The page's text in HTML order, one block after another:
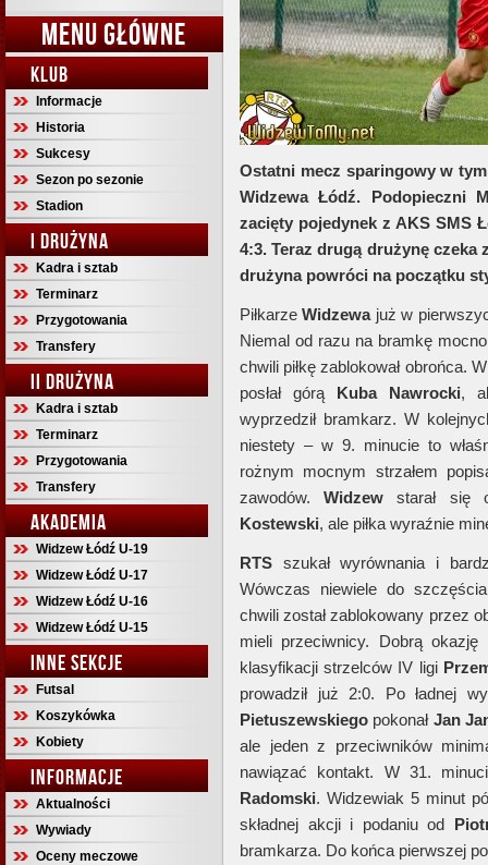
MENU GŁÓWNE
KLUB
Informacje
Historia
Sukcesy
Sezon po sezonie
Stadion
I DRUŻYNA
Kadra i sztab
Terminarz
Przygotowania
Transfery
II DRUŻYNA
Kadra i sztab
Terminarz
Przygotowania
Transfery
AKADEMIA
Widzew Łódź U-19
Widzew Łódź U-17
Widzew Łódź U-16
Widzew Łódź U-15
INNE SEKCJE
Futsal
Koszykówka
Kobiety
INFORMACJE
Aktualności
Wywiady
Oceny meczowe
Ostatni mecz sparingowy w
Widzewa Łódź. Podopieczni
zacięty pojedynek z AKS SMS
4:3. Teraz drugą drużynę czeka
drużyna powróci na początku
PiłkarzeWidzewajuż w
Niemal od razu na bramkę
chwili piłkę zablokował obrońca.
posłał górą Kuba Nawrocki,
wyprzedził bramkarz. W
niestety – w 9. minucie to
rożnym mocnym strzałem
zawodów.Widzew starał się
Kostewski, ale piłka wyraźnie
RTS szukał wyrównania i
Wówczas niewiele do
chwili został zablokowany przez
mieli przeciwnicy. Dobrą okazję
klasyfikacji strzelców IV ligi
prowadził już 2:0. Po ładnej
Pietuszewskiego pokonał Jan
ale jeden z przeciwników
nawiązać kontakt. W 31.
Radomski. Widzewiak 5 minut
składnej akcji i podaniu od
bramkarza. Do końca pierwszej